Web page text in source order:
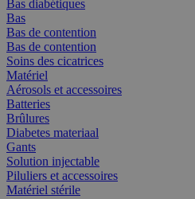
Bas diabétiques
Bas
Bas de contention
Bas de contention
Soins des cicatrices
Matériel
Aérosols et accessoires
Batteries
Brûlures
Diabetes materiaal
Gants
Solution injectable
Piluliers et accessoires
Matériel stérile